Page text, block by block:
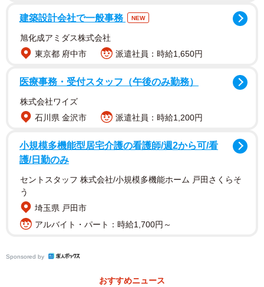
主人公の渕上舞は夫の転勤に伴い、九州から東京のタワー
マンションに引っ越すことに。憧れのタワマン生活に胸を
躍らせていましたが、いざ生活が始まってみると子どもの
どに心が疲弊していきます。
地方に住んでいた頃にはなかった価値観の違いや、生活環
建築設計会社で一般事務 NEW
旭化成アミダス株式会社
東京都 府中市
派遣社員：時給1,650円
医療事務・受付スタッフ（午後のみ勤務）
株式会社ワイズ
石川県 金沢市
派遣社員：時給1,200円
小規模多機能型居宅介護の看護師/週2から可/看
護/日勤のみ
セントスタッフ 株式会社/小規模多機能ホーム 戸田さくらそ
う
埼玉県 戸田市
アルバイト・パート：時給1,700円～
Sponsored by
おすすめニュース